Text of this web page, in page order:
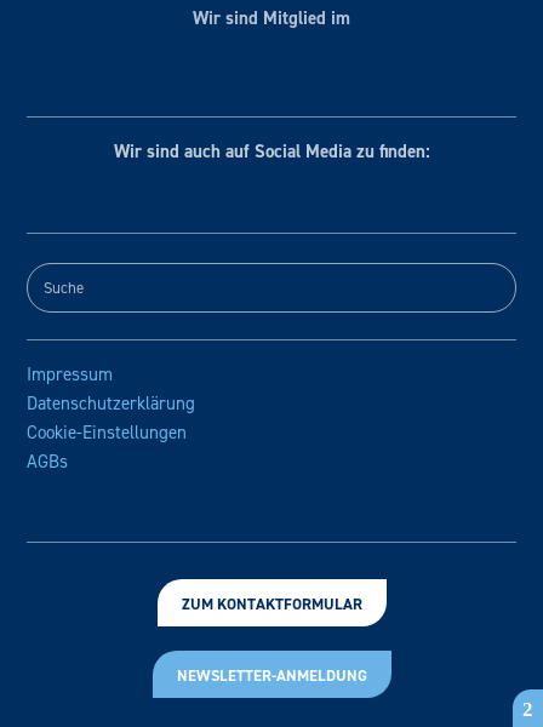
Wir sind Mitglied im
Wir sind auch auf Social Media zu finden:
Impressum
Datenschutzerklärung
Cookie-Einstellungen
AGBs
ZUM KONTAKTFORMULAR
NEWSLETTER-ANMELDUNG